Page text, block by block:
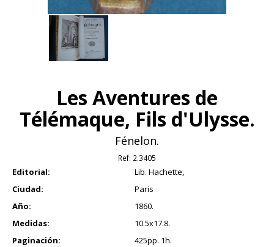
Les Aventures de
Télémaque, Fils d'Ulysse.
Fénelon.
Ref: 2.3405
Editorial:
Lib. Hachette,
Ciudad:
Paris
Año:
1860.
Medidas:
10.5x17.8.
Paginación:
425pp. 1h.